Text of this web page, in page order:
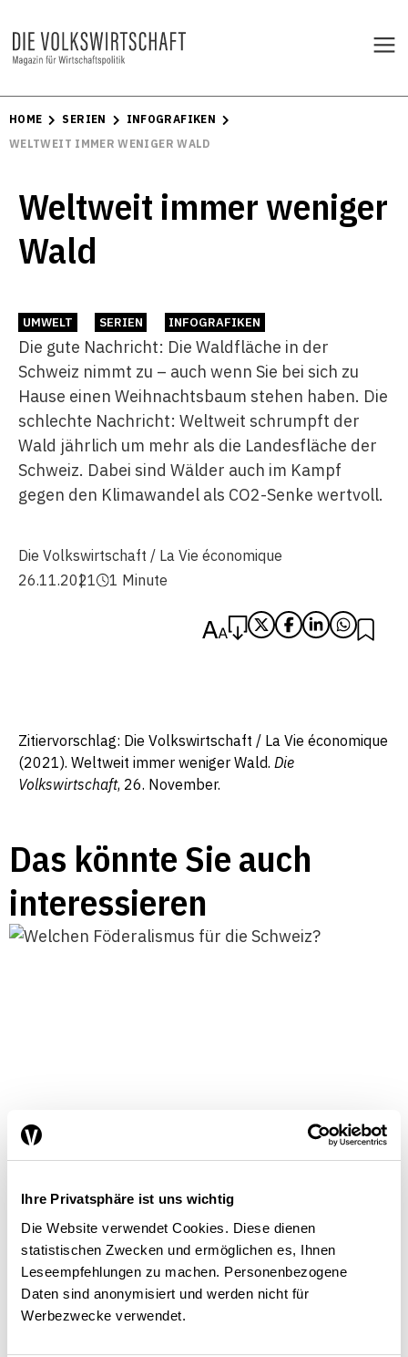
Ihre Privatsphäre ist uns wichtig
Die Website verwendet Cookies. Diese dienen
statistischen Zwecken und ermöglichen es, Ihnen
Leseempfehlungen zu machen. Personenbezogene
Daten sind anonymisiert und werden nicht für
Werbezwecke verwendet.
HOME SERIEN
INFOGRAFIKEN
WELTWEIT IMMER WENIGER WALD
Weltweit immer weniger
Wald
UMWELT SERIEN INFOGRAFIKEN
Die gute Nachricht: Die Waldfläche in der
Schweiz nimmt zu – auch wenn Sie bei sich zu
Hause einen Weihnachtsbaum stehen haben. Die
schlechte Nachricht: Weltweit schrumpft der
Wald jährlich um mehr als die Landesfläche der
Schweiz. Dabei sind Wälder auch im Kampf
gegen den Klimawandel als CO2-Senke wertvoll.
Die Volkswirtschaft / La Vie économique
26.11.2021
1 Minute
Zitiervorschlag: Die Volkswirtschaft / La Vie économique
(2021). Weltweit immer weniger Wald. Die
Volkswirtschaft, 26. November.
Das könnte Sie auch
interessieren
Welchen Föderalismus für die
Schweiz?
WIRTSCHAFTSPOLITIK KANTONE
Laetitia Mathys| 05.08.2026